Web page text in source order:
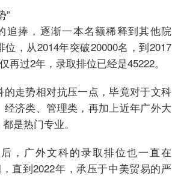
”
追捧，逐渐一本名额稀释到其他院
，从2014年突破20000名，到2017
再过2年，录取排位已经是45222。
的走势相对抗压一点，毕竟对于文科
济类、管理类，再加上近年广外大
是热门专业。
，广外文科的录取排位也一直在
直到2022年，承压于中美贸易的严